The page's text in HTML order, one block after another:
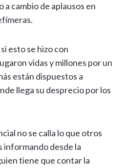
cambio de aplausos en
esto se hizo con
vidas y millones por un
están dispuestos a
llega su desprecio por los
no se calla lo que otros
informando desde la
tiene que contar la